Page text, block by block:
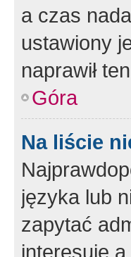
a czas
ustawiony
naprawił
Góra
Na liście
języka lub
zapytać
interesuje